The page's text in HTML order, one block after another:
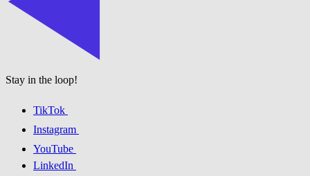
Stay in the loop!
TikTok
Instagram
YouTube
LinkedIn